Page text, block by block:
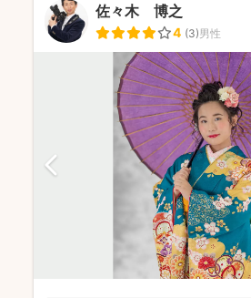
佐々木 博之
4 (3)男性